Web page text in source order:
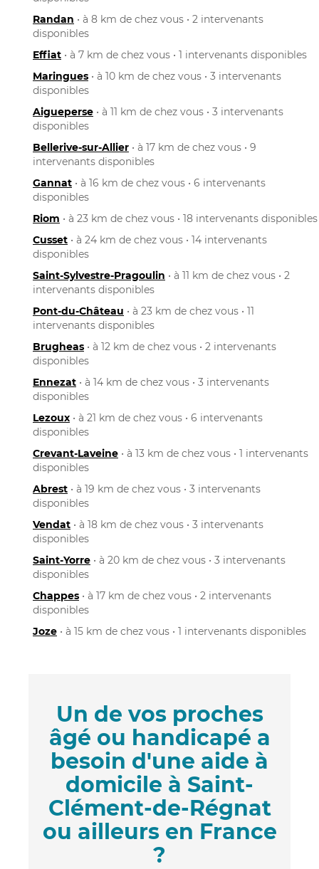
Randan • à 8 km de chez vous • 2 intervenants
disponibles
Effiat • à 7 km de chez vous • 1 intervenants disponibles
Maringues • à 10 km de chez vous • 3 intervenants
disponibles
Aigueperse • à 11 km de chez vous • 3 intervenants
disponibles
Bellerive-sur-Allier • à 17 km de chez vous • 9
intervenants disponibles
Gannat • à 16 km de chez vous • 6 intervenants
disponibles
Riom • à 23 km de chez vous • 18 intervenants disponibles
Cusset • à 24 km de chez vous • 14 intervenants
disponibles
Saint-Sylvestre-Pragoulin • à 11 km de chez vous • 2
intervenants disponibles
Pont-du-Château • à 23 km de chez vous • 11
intervenants disponibles
Brugheas • à 12 km de chez vous • 2 intervenants
disponibles
Ennezat • à 14 km de chez vous • 3 intervenants
disponibles
Lezoux • à 21 km de chez vous • 6 intervenants
disponibles
Crevant-Laveine • à 13 km de chez vous • 1 intervenants
disponibles
Abrest • à 19 km de chez vous • 3 intervenants
disponibles
Vendat • à 18 km de chez vous • 3 intervenants
disponibles
Saint-Yorre • à 20 km de chez vous • 3 intervenants
disponibles
Chappes • à 17 km de chez vous • 2 intervenants
disponibles
Joze • à 15 km de chez vous • 1 intervenants disponibles
Un de vos proches
âgé ou handicapé a
besoin d'une aide à
domicile à Saint-
Clément-de-Régnat
ou ailleurs en France
?